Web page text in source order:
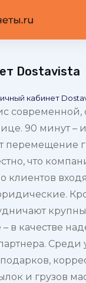
Dostavista
современной,
90 минут –
перемещение
что
клиентов
в качестве
Среди
подарков,
и грузов